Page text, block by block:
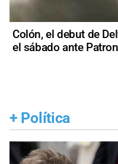
Colón, el debut de
el sábado ante
+ Política